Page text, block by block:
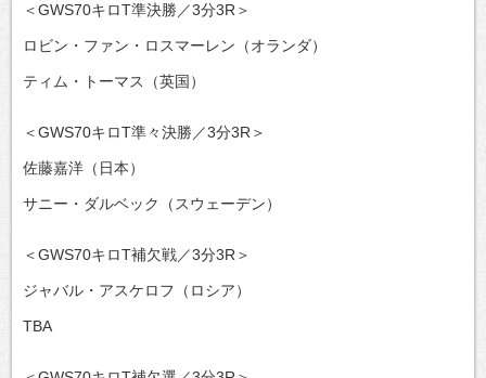
＜GWS70キロT準決勝／3分3R＞
ロビン・ファン・ロスマーレン（オランダ）
ティム・トーマス（英国）
＜GWS70キロT準々決勝／3分3R＞
佐藤嘉洋（日本）
サニー・ダルベック（スウェーデン）
＜GWS70キロT補欠戦／3分3R＞
ジャバル・アスケロフ（ロシア）
TBA